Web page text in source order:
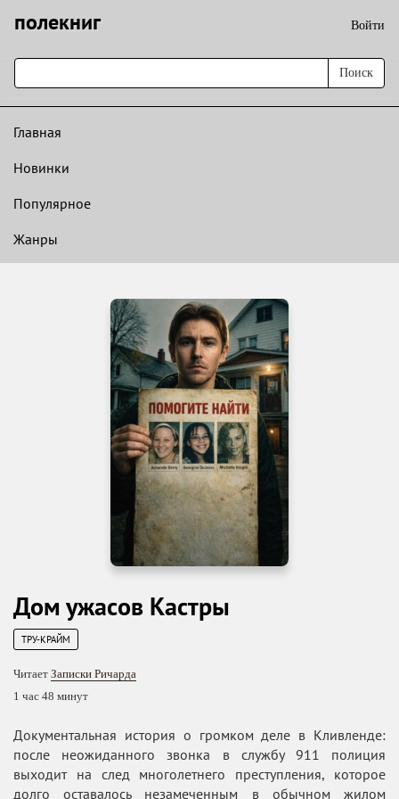
полекниг Войти
Поиск
Главная
Новинки
Популярное
Жанры
Дом ужасов Кастры
ТРУ-КРАЙМ
Читает Записки Ричарда
1 час 48 минут
Документальная история о громком деле в Кливленде:
после неожиданного звонка в службу 911 полиция
выходит на след многолетнего преступления, которое
долго оставалось незамеченным в обычном жилом